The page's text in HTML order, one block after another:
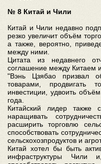
№ 8 Китай и Чили
Китай и Чили недавно
резко увеличит объём
а также, вероятно,
между ними.
Цитата из недавнего
соглашение между Китаем
"Вэнь Цзябао призвал
товарами, продвигать
инвестиции, удвоить
года.
Китайский лидер также
наращивать
расширить торговлю
способствовать
сельскохозпродуктов и
Китай хотел бы быть
инфраструктуры Чили